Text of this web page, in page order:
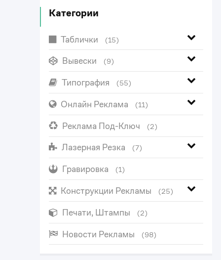
Категории
Таблички (15)
Вывески (9)
Типография (55)
Онлайн Реклама (11)
Реклама Под-Ключ (2)
Лазерная Резка (7)
Гравировка (1)
Конструкции Рекламы (25)
Печати, Штампы (2)
Новости Рекламы (98)